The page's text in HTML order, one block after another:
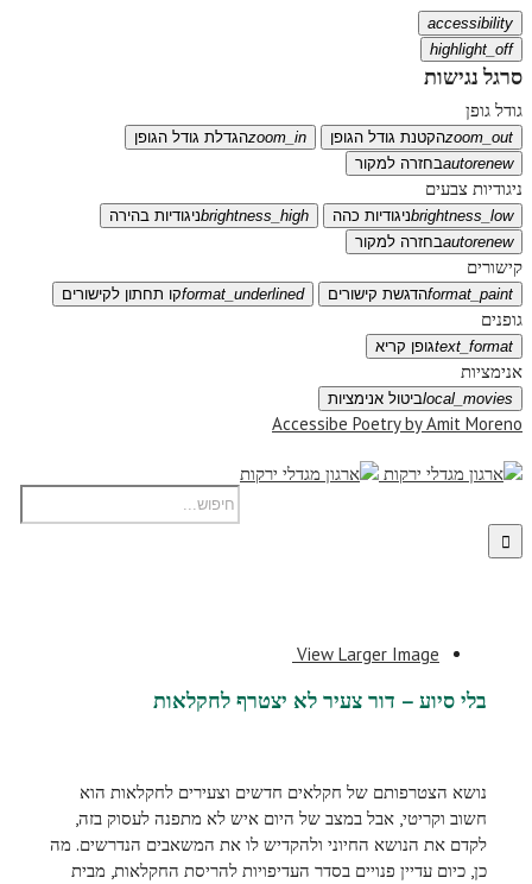
accessibility
highlight_off
סרגל נגישות
גודל גופן
zoom_outהקטנת גודל הגופן zoom_inהגדלת גודל הגופן
autorenewבחזרה למקור
ניגודיות צבעים
brightness_lowניגודיות כהה brightness_highניגודיות בהירה
autorenewבחזרה למקור
קישורים
format_paintהדגשת קישורים format_underlinedקו תחתון לקישורים
גופנים
text_formatגופן קריא
אנימציות
local_moviesביטול אנימציות
Accessibe Poetry by Amit Moreno
View Larger Image
בלי סיוע – דור צעיר לא יצטרף לחקלאות
נושא הצטרפותם של חקלאים חדשים וצעירים לחקלאות הוא
חשוב וקריטי, אבל במצב של היום איש לא מתפנה לעסוק בזה,
לקדם את הנושא החיוני ולהקדיש לו את המשאבים הנדרשים. מה
כן, כיום עדיין פנויים בסדר העדיפויות להריסת החקלאות, מבית